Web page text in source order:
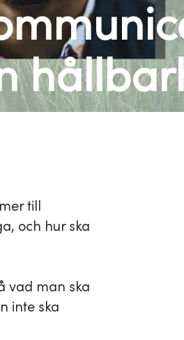
till
och hur ska
vad man ska
inte ska